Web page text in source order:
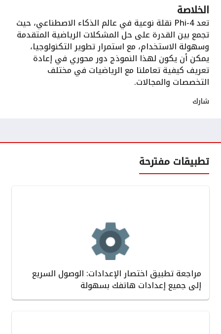
الخلاصة
تعد Phi-4 نقلة نوعية في عالم الذكاء الاصطناعي، حيث
تجمع بين القدرة على حل المشكلات الرياضية المتقدمة
وسهولة الاستخدام، مع استمرار تطوير التكنولوجيا،
يمكن أن يكون لهذا النموذج دور محوري في إعادة
تعريف كيفية تعاملنا مع الرياضيات في مختلف
التخصصات والمجالات.
شارك
تطبيقات مفترحة
مراجعة تطبيق اختصار الإعدادات: الوصول السريع
إلى جميع إعدادات هاتفك بسهولة